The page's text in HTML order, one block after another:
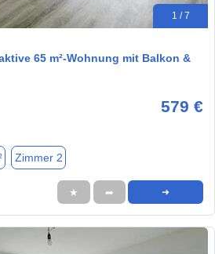
1 / 7
65 m²-Wohnung mit Balkon &
579 €
Zimmer 2
★ ➦ ➜